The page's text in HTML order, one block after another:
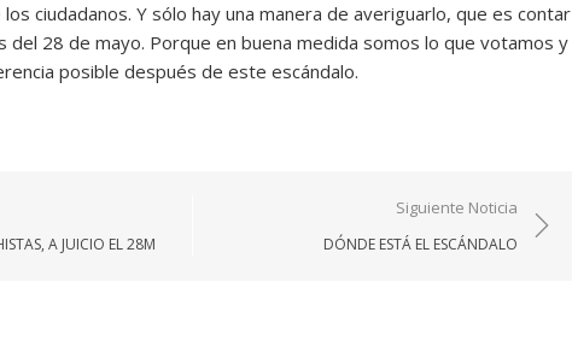
ciudadanos. Y sólo hay una manera de averiguarlo, que es contar
del 28 de mayo. Porque en buena medida somos lo que votamos y
posible después de este escándalo.
A JUICIO EL 28M
Siguiente Noticia
DÓNDE ESTÁ EL ESCÁNDALO